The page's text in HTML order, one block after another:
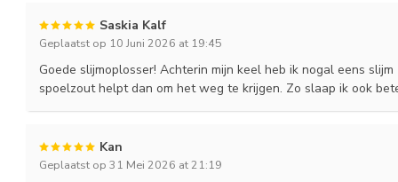
Welke ingrediënten bevat NasoFree nasaal
Nasaal spoelzout bestaat uit een combinatie van
van het neusslijmvlies.
Wanneer je het spoelzout oplost in lauw water, ontstaat een
Het gebruik van een speciaal samengesteld spoelzout is
Saskia Kalf
Geplaatst op 10 Juni 2026 at 19:45
Goede slijmoplosser! Achterin mijn keel heb ik nogal eens
spoelzout helpt dan om het weg te krijgen. Zo slaap ik ook
Kan
Geplaatst op 31 Mei 2026 at 21:19